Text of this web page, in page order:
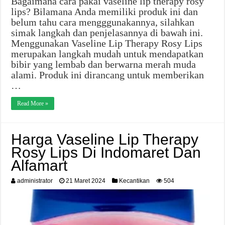
lips? Bilamana Anda memiliki produk ini dan
belum tahu cara mengggunakannya, silahkan
simak langkah dan penjelasannya di bawah ini.
Menggunakan Vaseline Lip Therapy Rosy Lips
merupakan langkah mudah untuk mendapatkan
bibir yang lembab dan berwarna merah muda
alami. Produk ini dirancang untuk memberikan
…
Read More »
Harga Vaseline Lip Therapy
Rosy Lips Di Indomaret Dan
Alfamart
administrator 21 Maret 2024 Kecantikan 504